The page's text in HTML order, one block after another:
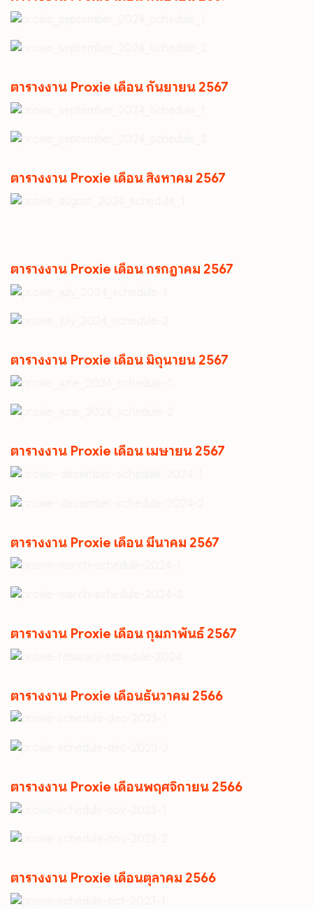
ตารางงาน Proxie เดือน กันยายน 2567
ตารางงาน Proxie เดือน สิงหาคม 2567
ตารางงาน Proxie เดือน กรกฎาคม 2567
ตารางงาน Proxie เดือน มิถุนายน 2567
ตารางงาน Proxie เดือน เมษายน 2567
ตารางงาน Proxie เดือน มีนาคม 2567
ตารางงาน Proxie เดือน กุมภาพันธ์ 2567
ตารางงาน Proxie เดือนธันวาคม 2566
ตารางงาน Proxie เดือนพฤศจิกายน 2566
ตารางงาน Proxie เดือนตุลาคม 2566